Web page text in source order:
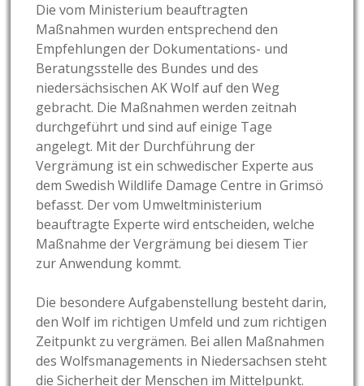
Die vom Ministerium beauftragten
Maßnahmen wurden entsprechend den
Empfehlungen der Dokumentations- und
Beratungsstelle des Bundes und des
niedersächsischen AK Wolf auf den Weg
gebracht. Die Maßnahmenwerden zeitnah
durchgeführt und sind auf einige Tage
angelegt. Mit der Durchführung der
Vergrämung ist ein schwedischer Experte aus
dem Swedish Wildlife Damage Centre in Grimsö
befasst. Der vom Umweltministerium
beauftragte Experte wird entscheiden, welche
Maßnahme der Vergrämung bei diesem Tier
zur Anwendung kommt.
Die besondere Aufgabenstellung besteht darin,
den Wolf im richtigen Umfeld und zum richtigen
Zeitpunkt zu vergrämen. Bei allen Maßnahmen
des Wolfsmanagements in Niedersachsen steht
die Sicherheit der Menschen im Mittelpunkt.